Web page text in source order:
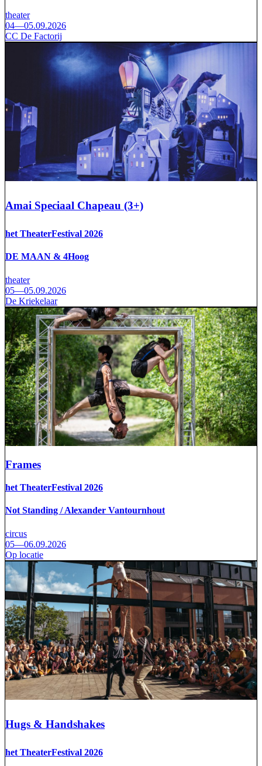
theater
04—05.09.2026
CC De Factorij
Amai Speciaal Chapeau (3+)
het TheaterFestival 2026
DE MAAN & 4Hoog
theater
05—05.09.2026
De Kriekelaar
Frames
het TheaterFestival 2026
Not Standing / Alexander Vantournhout
circus
05—06.09.2026
Op locatie
Hugs & Handshakes
het TheaterFestival 2026